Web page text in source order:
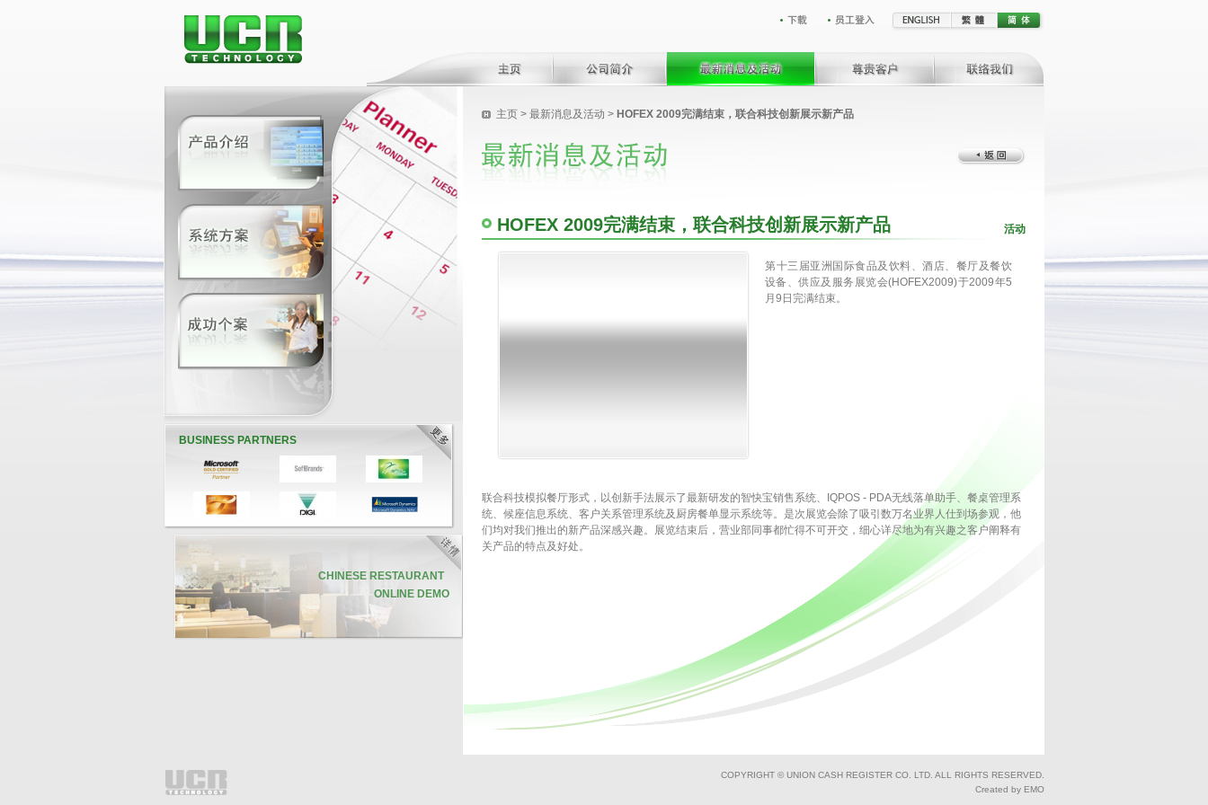
BUSINESS PARTNERS
CHINESE RESTAURANT
ONLINE DEMO
主页 > 最新消息及活动 > HOFEX 2009完满结束，联合科技创新展示新产品
HOFEX 2009完满结束，联合科技创新展示新产品 活动
第十三届亚洲国际食品及饮料、酒店、餐厅及餐饮
设备、供应及服务展览会(HOFEX2009)于2009年5
月9日完满结束。
联合科技模拟餐厅形式，以创新手法展示了最新研发的智快宝销售系统、IQPOS - PDA无线落单助手、餐桌管理系
统、候座信息系统、客户关系管理系统及厨房餐单显示系统等。是次展览会除了吸引数万名业界人仕到场参观，他
们均对我们推出的新产品深感兴趣。展览结束后，营业部同事都忙得不可开交，细心详尽地为有兴趣之客户阐释有
关产品的特点及好处。
COPYRIGHT © UNION CASH REGISTER CO. LTD. ALL RIGHTS RESERVED.
Created by EMO